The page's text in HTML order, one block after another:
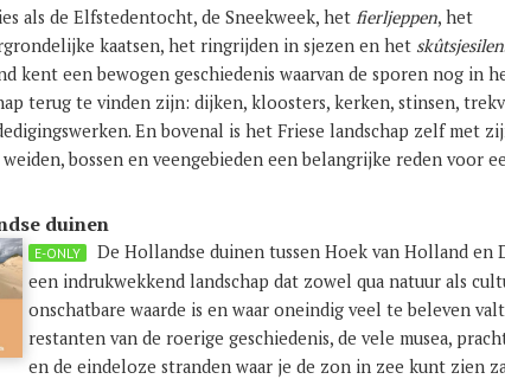
als de Elfstedentocht, de Sneekweek, het fierljeppen, het
kaatsen, het ringrijden in sjezen en het skûtsjesilen.
kent een bewogen geschiedenis waarvan de sporen nog in
terug te vinden zijn: dijken, kloosters, kerken, stinsen,
En bovenal is het Friese landschap zelf met
weiden, bossen en veengebieden een belangrijke reden voor
duinen
E-ONLY
De Hollandse duinen tussen Hoek van Holland en
een indrukwekkend landschap dat zowel qua natuur als
onschatbare waarde is en waar oneindig veel te beleven
restanten van de roerige geschiedenis, de vele musea,
en de eindeloze stranden waar je de zon in zee kunt zien